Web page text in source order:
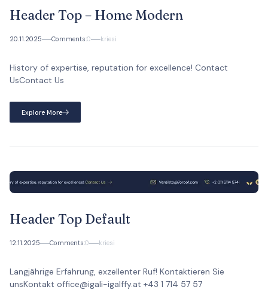
Header Top – Home Modern
20.11.2025 0
Comments: kriesi
History of expertise, reputation for excellence! Contact
UsContact Us
Explore More
Header Top Default
12.11.2025 0
Comments: kriesi
Langjährige Erfahrung, exzellenter Ruf! Kontaktieren Sie
unsKontakt office@igali-igalffy.at +43 1 714 57 57